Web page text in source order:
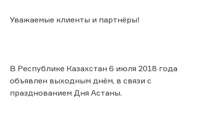
Уважаемые клиенты и партнёры!
В Республике Казахстан 6 июля 2018 года
объявлен выходным днём, в связи с
празднованием Дня Астаны.